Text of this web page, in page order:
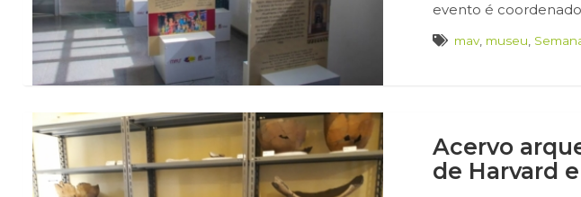
evento é
mav museu
Acervo
de Harvard